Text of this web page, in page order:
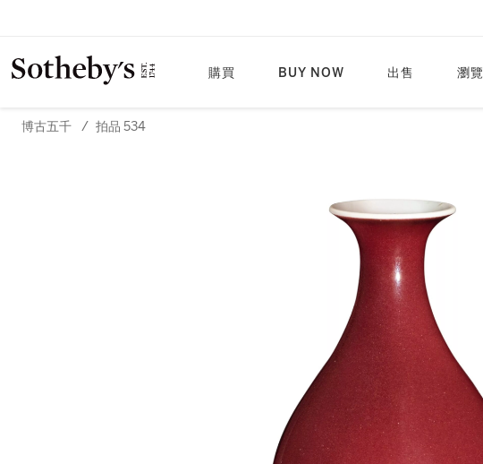
購買 BUY NOW 出售 瀏覽
博古五千 / 拍品 534